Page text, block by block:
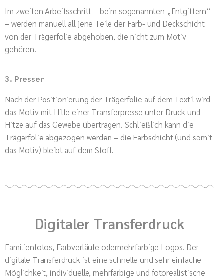
Im zweiten Arbeitsschritt – beim sogenannten „Entgittern“
– werden manuell all jene Teile der Farb- und Deckschicht
von der Trägerfolie abgehoben, die nicht zum Motiv
gehören.
3. Pressen
Nach der Positionierung der Trägerfolie auf dem Textil wird
das Motiv mit Hilfe einer Transferpresse unter Druck und
Hitze auf das Gewebe übertragen. Schließlich kann die
Trägerfolie abgezogen werden – die Farbschicht (und somit
das Motiv) bleibt auf dem Stoff.
Digitaler Transferdruck
Familienfotos, Farbverläufe odermehrfarbige Logos. Der
digitale Transferdruck ist eine schnelle und sehr einfache
Möglichkeit, individuelle, mehrfarbige und fotorealistische